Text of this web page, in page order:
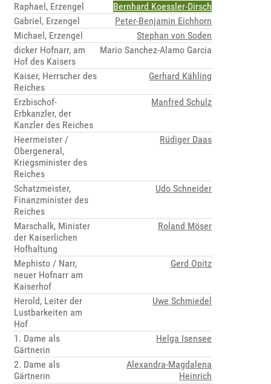
Raphael, Erzengel
Bernhard Koessler-Dirsch
Gabriel, Erzengel
Peter-Benjamin Eichhorn
Michael, Erzengel
Stephan von Soden
dicker Hofnarr, am
Hof des Kaisers
Mario Sanchez-Alamo Garcia
Kaiser, Herrscher des
Reiches
Gerhard Kähling
Erzbischof-
Erbkanzler, der
Kanzler des Reiches
Manfred Schulz
Heermeister /
Obergeneral,
Kriegsminister des
Reiches
Rüdiger Daas
Schatzmeister,
Finanzminister des
Reiches
Udo Schneider
Marschalk, Minister
der Kaiserlichen
Hofhaltung
Roland Möser
Mephisto / Narr,
neuer Hofnarr am
Kaiserhof
Gerd Opitz
Herold, Leiter der
Lustbarkeiten am
Hof
Uwe Schmiedel
1. Dame als
Gärtnerin
Helga Isensee
2. Dame als
Gärtnerin
Alexandra-Magdalena
Heinrich